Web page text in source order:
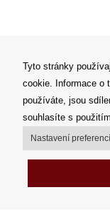
Tyto stránky
cookie. Informace o
používáte, jsou
souhlasíte s
Nastavení